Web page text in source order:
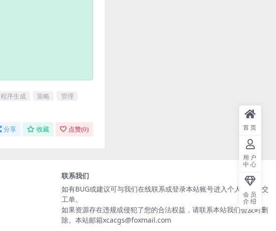
程序生成 策略
管理
分享 收藏 点赞(0)
联系我们
如有BUG或建议可与我们在线联系或登录本站账号进入个人中心提交
工单。
如果资源存在违规或侵犯了您的合法权益，请联系本站我们会及时删
除。本站邮箱xcacgs@foxmail.com
首页
用户
中心
会员
介绍